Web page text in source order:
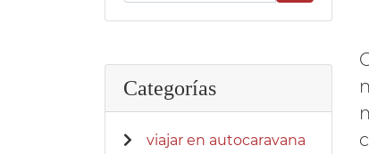
Categorías
viajar en autocaravana